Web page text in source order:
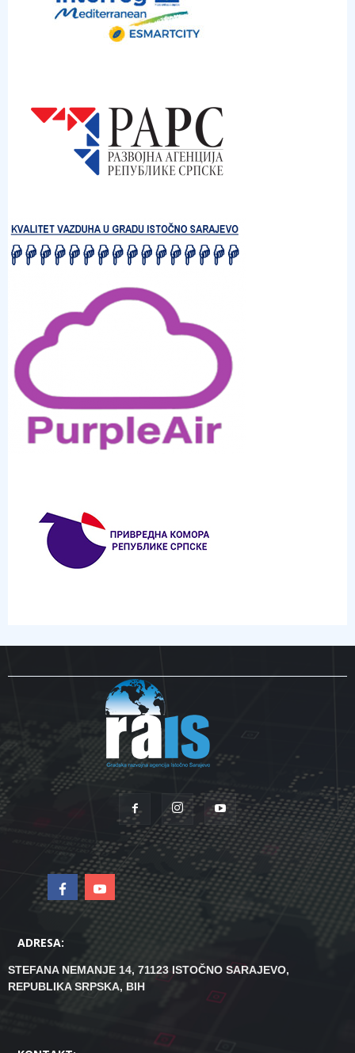
ADRESA:
STEFANA NEMANJE 14, 71123 ISTOČNO SARAJEVO,
REPUBLIKA SRPSKA, BIH